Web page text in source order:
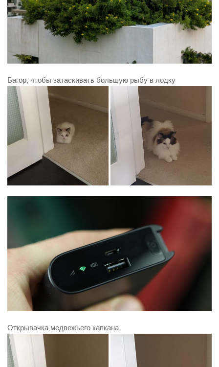
Багор, чтобы затаскивать большую рыбу в лодку
Открывачка медвежьего капкана